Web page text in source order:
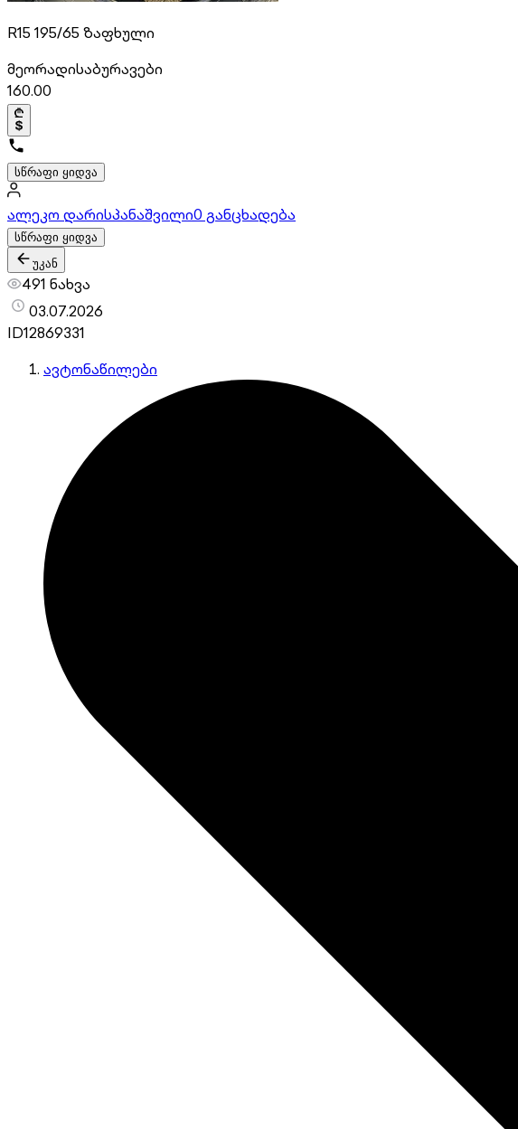
R15 195/65 ზაფხული
მეორადისაბურავები
160.00
სწრაფი ყიდვა
ალეკო დარისპანაშვილი0 განცხადება
სწრაფი ყიდვა
უკან
491 ნახვა
03.07.2026
ID12869331
ავტონაწილები